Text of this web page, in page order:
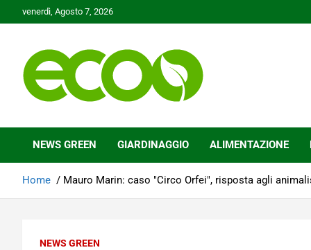
to
venerdì, Agosto 7, 2026
Ecoo.it
NEWS GREEN GIARDINAGGIO ALIMENTAZIONE
Home Mauro Marin: caso "Circo Orfei", risposta agli
NEWS GREEN